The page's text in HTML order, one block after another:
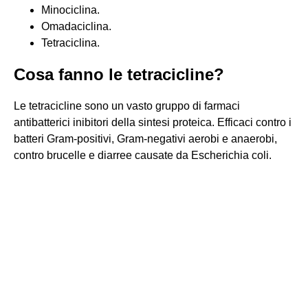
Minociclina.
Omadaciclina.
Tetraciclina.
Cosa fanno le tetracicline?
Le tetracicline sono un vasto gruppo di farmaci
antibatterici inibitori della sintesi proteica. Efficaci contro i
batteri Gram-positivi, Gram-negativi aerobi e anaerobi,
contro brucelle e diarree causate da Escherichia coli.